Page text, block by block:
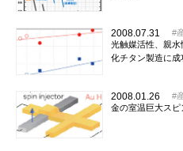
2008.07.31
光触媒活性、親
化チタン製造に成
2008.01.26
金の室温巨大ス